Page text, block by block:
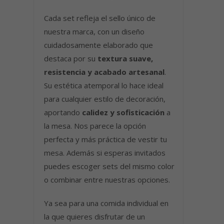
Cada set refleja el sello único de
nuestra marca, con un diseño
cuidadosamente elaborado que
destaca por su textura suave,
resistencia y acabado artesanal.
Su estética atemporal lo hace ideal
para cualquier estilo de decoración,
aportando calidez y sofisticación a
la mesa. Nos parece la opción
perfecta y más práctica de vestir tu
mesa. Además si esperas invitados
puedes escoger sets del mismo color
o combinar entre nuestras opciones.
Ya sea para una comida individual en
la que quieres disfrutar de un